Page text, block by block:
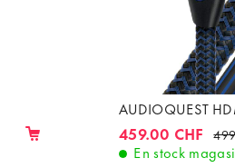
AUDIOQUEST
459.00 CHF
En stock